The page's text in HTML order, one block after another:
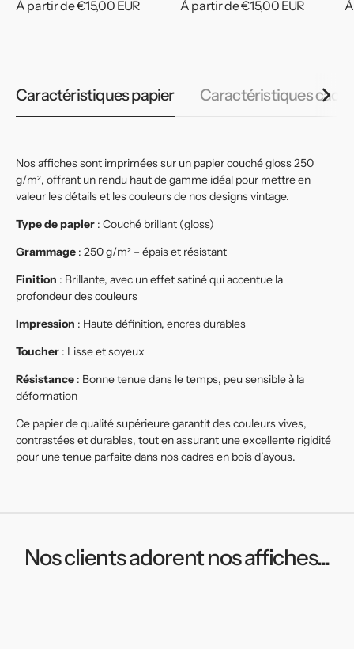
Prix
À partir de €15,00 EUR
Prix
À partir de €15,00 EUR
Caractéristiques papier Caractéristiques cadre
Nos affiches sont imprimées sur un papier couché gloss 250
g/m², offrant un rendu haut de gamme idéal pour mettre en
valeur les détails et les couleurs de nos designs vintage.
Type de papier : Couché brillant (gloss)
Grammage : 250 g/m² – épais et résistant
Finition : Brillante, avec un effet satiné qui accentue la
profondeur des couleurs
Impression : Haute définition, encres durables
Toucher : Lisse et soyeux
Résistance : Bonne tenue dans le temps, peu sensible à la
déformation
Ce papier de qualité supérieure garantit des couleurs vives,
contrastées et durables, tout en assurant une excellente rigidité
pour une tenue parfaite dans nos cadres en bois d’ayous.
Nos clients adorent nos affiches...